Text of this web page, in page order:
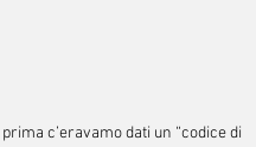
c’eravamo dati un “codice di